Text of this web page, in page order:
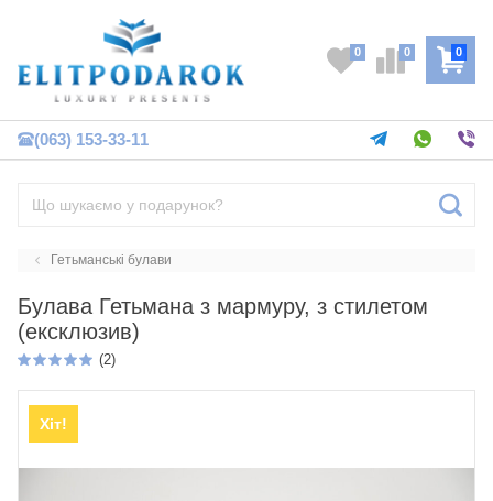
0
0 0
(063) 153-33-11
Гетьманські булави
Булава Гетьмана з мармуру, з стилетом
(ексклюзив)
(2)
Хіт!